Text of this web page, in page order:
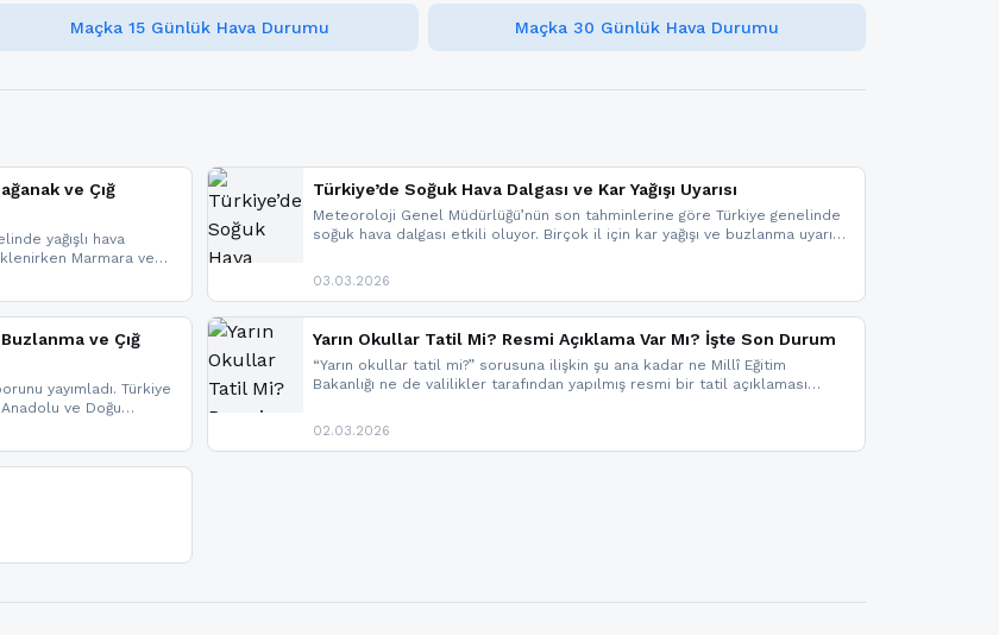
Maçka 15 Günlük Hava Durumu Maçka 30 Günlük Hava Durumu
ve Çığ
yağışlı hava
Marmara ve
çığ tehlikesi
Türkiye’de Soğuk Hava Dalgası ve Kar Yağışı Uyarısı
Meteoroloji Genel Müdürlüğü’nün son tahminlerine göre Türkiye genelinde
soğuk hava dalgası etkili oluyor. Birçok il için kar yağışı ve buzlanma uyarısı
03.03.2026
ve Çığ
yayımladı. Türkiye
ve Doğu
İşte son dakika
Yarın Okullar Tatil Mi? Resmi Açıklama Var Mı? İşte Son Durum
“Yarın okullar tatil mi?” sorusuna ilişkin şu ana kadar ne Millî Eğitim
Bakanlığı ne de valilikler tarafından yapılmış resmi bir tatil açıklaması
paylaşacağız. En hızlı şekilde haberdar olmak için sitemizi takip edebilir ve
02.03.2026